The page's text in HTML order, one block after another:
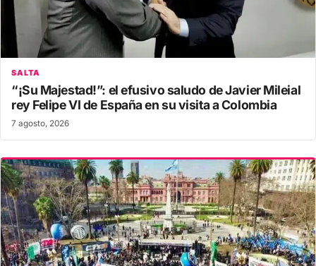
SALTA
“¡Su Majestad!”: el efusivo saludo de Javier Mileial
rey Felipe VI de España en su visita a Colombia
7 agosto, 2026